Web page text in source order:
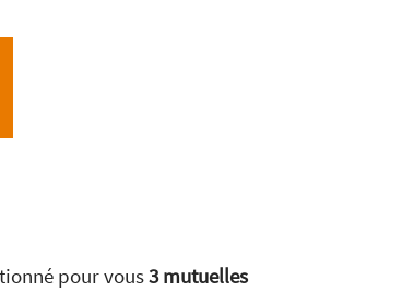
pour vous3 mutuelles